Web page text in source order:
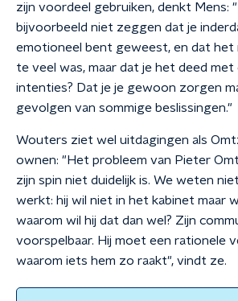
zijn voordeel gebruiken, denkt Mens:
bijvoorbeeld niet zeggen dat je
emotioneel bent geweest, en dat het
te veel was, maar dat je het deed met
intenties? Dat je je gewoon zorgen
gevolgen van sommige beslissingen."
Wouters ziet wel uitdagingen als
ownen: "Het probleem van Pieter
zijn spin niet duidelijk is. We weten
werkt: hij wil niet in het kabinet maar
waarom wil hij dat dan wel? Zijn
voorspelbaar. Hij moet een rationele
waarom iets hem zo raakt", vindt ze.